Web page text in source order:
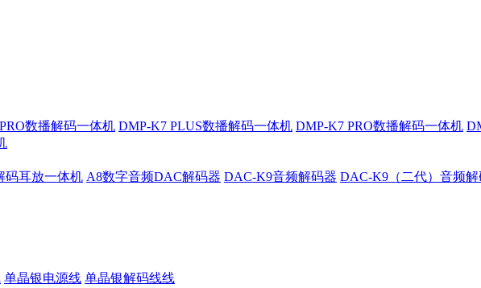
数播解码一体机 DMP-K7 PLUS数播解码一体机 DMP-K7 PRO数播解码一体机
码耳放一体机 A8数字音频DAC解码器 DAC-K9音频解码器 DAC-K9（二代）音频解
单晶银电源线 单晶银解码线线